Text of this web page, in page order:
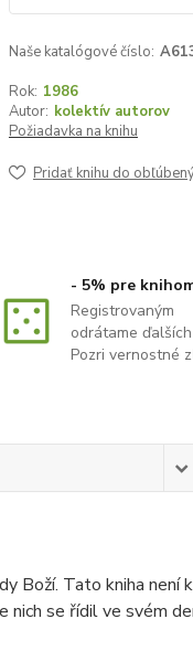
Naše katalógové číslo:
Rok: 1986
Autor: kolektív autorov
Požiadavka na knihu
Pridať knihu do
- 5% pre
Registrovaným
odrátame
Pozri vernostné
Boží. Tato kniha není
se řídil ve svém